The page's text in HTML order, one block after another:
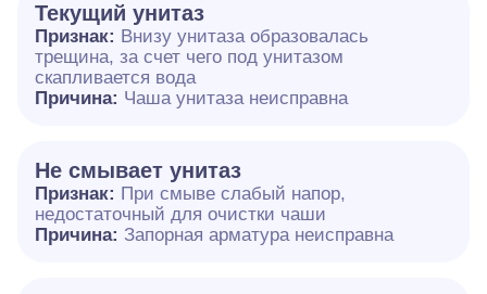
Текущий унитаз
Признак: Внизу унитаза образовалась
трещина, за счет чего под унитазом
скапливается вода
Причина: Чаша унитаза неисправна
Не смывает унитаз
Признак: При смыве слабый напор,
недостаточный для очистки чаши
Причина: Запорная арматура неисправна